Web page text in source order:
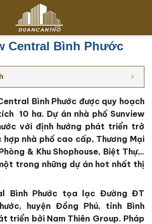
Central Bình Phước
Bình Phước được quy hoạch
10 ha. Dự án nhà phố Sunview
với định hướng phát triển trở
hợp nhà phố cao cấp, Thương Mại
& Khu Shophouse, Biệt Thự,..
trong những dự án hot nhất thị
Bình Phước tọa lạc Đường ĐT
huyện Đồng Phú, tỉnh Bình
triển bởi Nam Thiên Group. Pháp